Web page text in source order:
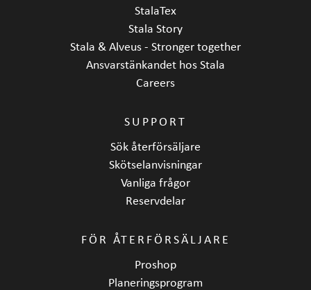
StalaTex
Stala Story
Stala & Alveus - Stronger together
Ansvarstänkandet hos Stala
Careers
SUPPORT
Sök återförsäljare
Skötselanvisningar
Vanliga frågor
Reservdelar
FÖR ÅTERFÖRSÄLJARE
Proshop
Planeringsprogram